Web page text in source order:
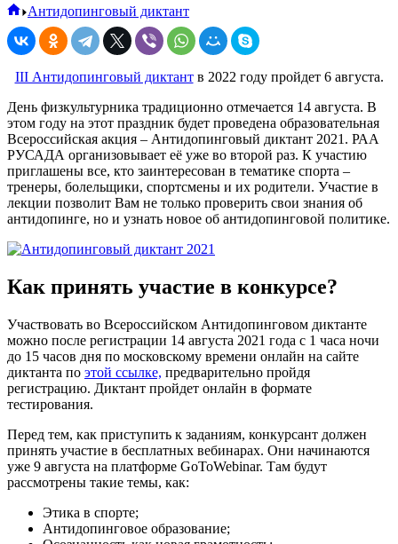
Главная
Антидопинговый диктант
III Антидопинговый диктантв 2022 году пройдет 6 августа.
День физкультурника традиционно отмечается 14 августа. В
этом году на этот праздник будет проведена образовательная
Всероссийская акция – Антидопинговый диктант 2021. РАА
РУСАДА организовывает её уже во второй раз. К участию
приглашены все, кто заинтересован в тематике спорта –
тренеры, болельщики, спортсмены и их родители. Участие в
лекции позволит Вам не только проверить свои знания об
антидопинге, но и узнать новое об антидопинговой политике.
Как принять участие в конкурсе?
Участвовать во Всероссийском Антидопинговом диктанте
можно после регистрации 14 августа 2021 года с 1 часа ночи
до 15 часов дня по московскому времени онлайн на сайте
диктанта по этой ссылке, предварительно пройдя
регистрацию. Диктант пройдет онлайн в формате
тестирования.
Перед тем, как приступить к заданиям, конкурсант должен
принять участие в бесплатных вебинарах. Они начинаются
уже 9 августа на платформе GoToWebinar. Там будут
рассмотрены такие темы, как:
Этика в спорте;
Антидопинговое образование;